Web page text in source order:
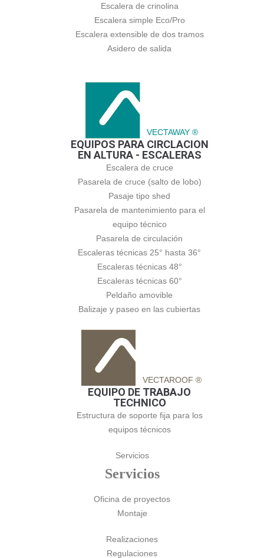
Escalera de crinolina
Escalera simple Eco/Pro
Escalera extensible de dos tramos
Asidero de salida
VECTAWAY ®
EQUIPOS PARA CIRCLACION
EN ALTURA - ESCALERAS
Escalera de cruce
Pasarela de cruce (salto de lobo)
Pasaje tipo shed
Pasarela de mantenimiento para el
equipo técnico
Pasarela de circulación
Escaleras técnicas 25° hasta 36°
Escaleras técnicas 48°
Escaleras técnicas 60°
Peldaño amovible
Balizaje y paseo en las cubiertas
VECTAROOF ®
EQUIPO DE TRABAJO
TECHNICO
Estructura de soporte fija para los
equipos técnicos
Servicios
Servicios
Oficina de proyectos
Montaje
Realizaciones
Regulaciones